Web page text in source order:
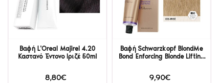
Βαφή L'Oreal Majirel 4.20
Καστανό Έντονο Ιριζέ 50ml
8,80€
Βαφή Schwarzkopf BlondMe
Bond Enforcing Blonde Lifting
9,90€